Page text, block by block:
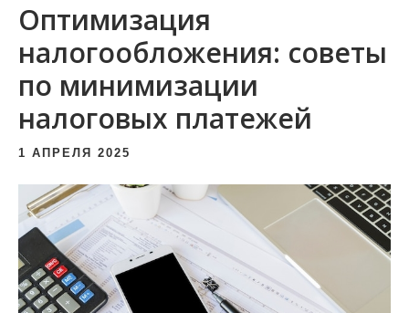
Оптимизация
налогообложения: советы
по минимизации
налоговых платежей
1 АПРЕЛЯ 2025